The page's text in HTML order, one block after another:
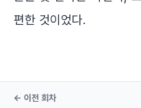
편한 것이었다.
← 이전 회차